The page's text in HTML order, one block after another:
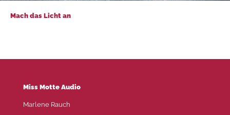
Mach das Licht an
Miss Motte Audio
Marlene Rauch